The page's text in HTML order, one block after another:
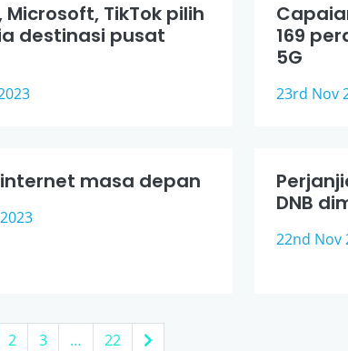
Microsoft, TikTok pilih
destinasi pusat
169
5G
23rd Nov
internet masa depan
DNB
22nd Nov
2 3 … 22